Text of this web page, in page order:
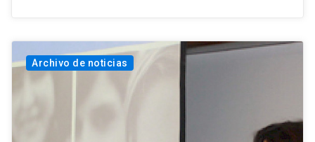
Archivo de noticias